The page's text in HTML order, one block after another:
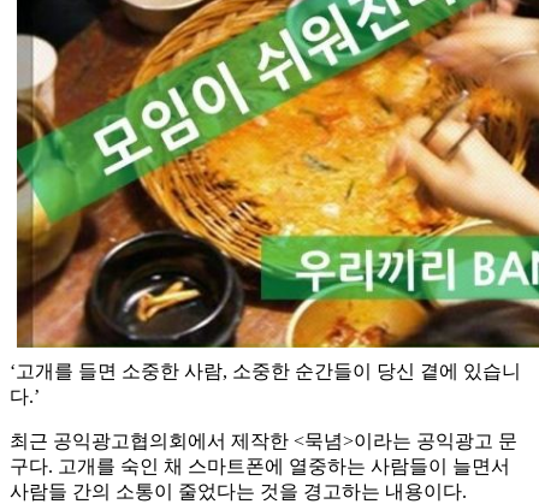
‘고개를 들면 소중한 사람, 소중한 순간들이 당신 곁에 있습니
다.’
최근 공익광고협의회에서 제작한 <묵념>이라는 공익광고 문
구다. 고개를 숙인 채 스마트폰에 열중하는 사람들이 늘면서
사람들 간의 소통이 줄었다는 것을 경고하는 내용이다.